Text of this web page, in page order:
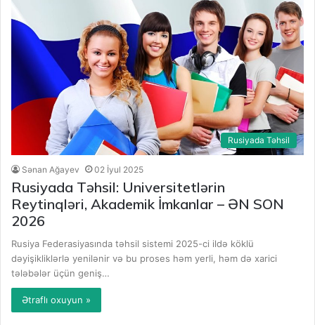
Rusiyada Təhsil
Sənan Ağayev 02 İyul 2025
Rusiyada Təhsil: Universitetlərin
Reytinqləri, Akademik İmkanlar – ƏN SON
2026
Rusiya Federasiyasında təhsil sistemi 2025-ci ildə köklü
dəyişikliklərlə yenilənir və bu proses həm yerli, həm də xarici
tələbələr üçün geniş…
Ətraflı oxuyun »